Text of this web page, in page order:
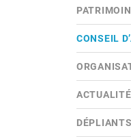
CONSEIL